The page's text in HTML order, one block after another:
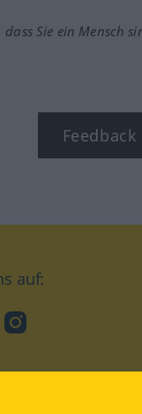
Sie ein Mensch
auf:
Instagram